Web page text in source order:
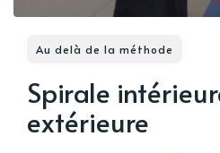
Au delà de la méthode
Spirale
extérieure